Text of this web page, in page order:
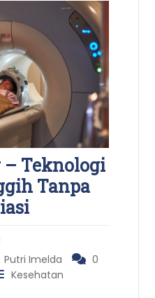
– Teknologi
Tanpa
Putri Imelda
0
Kesehatan